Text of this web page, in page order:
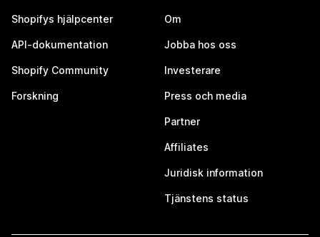
Shopifys hjälpcenter
API-dokumentation
Shopify Community
Forskning
Om
Jobba hos oss
Investerare
Press och media
Partner
Affiliates
Juridisk information
Tjänstens status